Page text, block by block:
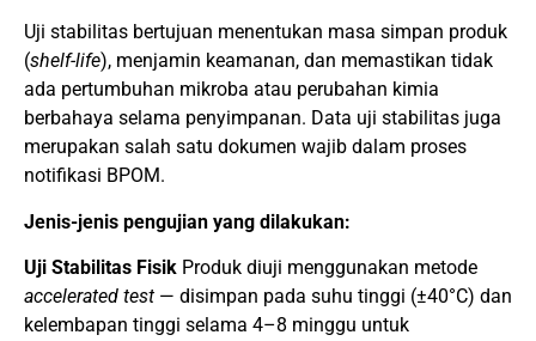
Uji stabilitas bertujuan menentukan masa simpan produk
(shelf-life), menjamin keamanan, dan memastikan tidak
ada pertumbuhan mikroba atau perubahan kimia
berbahaya selama penyimpanan. Data uji stabilitas juga
merupakan salah satu dokumen wajib dalam proses
notifikasi BPOM.
Jenis-jenis pengujian yang dilakukan:
Uji Stabilitas Fisik Produk diuji menggunakan metode
accelerated test — disimpan pada suhu tinggi (±40°C) dan
kelembapan tinggi selama 4–8 minggu untuk